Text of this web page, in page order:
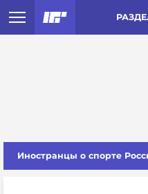
Иностранцы о спорте